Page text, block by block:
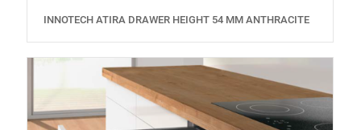
INNOTECH ATIRA DRAWER HEIGHT 54 MM ANTHRACITE